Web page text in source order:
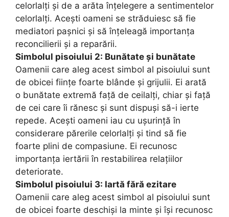
celorlalți și de a arăta înțelegere a sentimentelor
celorlalți. Acești oameni se străduiesc să fie
mediatori pașnici și să înțeleagă importanța
reconcilierii și a reparării.
Simbolul pisoiului 2: Bunătate și bunătate
Oamenii care aleg acest simbol al pisoiului sunt
de obicei ființe foarte blânde și grijulii. Ei arată
o bunătate extremă față de ceilalți, chiar și față
de cei care îi rănesc și sunt dispuși să-i ierte
repede. Acești oameni iau cu ușurință în
considerare părerile celorlalți și tind să fie
foarte plini de compasiune. Ei recunosc
importanța iertării în restabilirea relațiilor
deteriorate.
Simbolul pisoiului 3: Iartă fără ezitare
Oamenii care aleg acest simbol al pisoiului sunt
de obicei foarte deschiși la minte și își recunosc